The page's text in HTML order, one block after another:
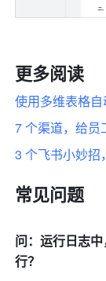
更多阅读
使用多维表格
7 个渠道，给员
3 个飞书小妙招
常见问题
问：运行日志
行？